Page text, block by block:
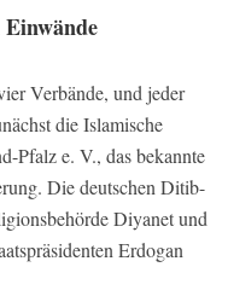
Verbände, und jeder
die Islamische
Pfalz e. V., das bekannte
Die deutschen Ditib-
Diyanet und
Erdogan